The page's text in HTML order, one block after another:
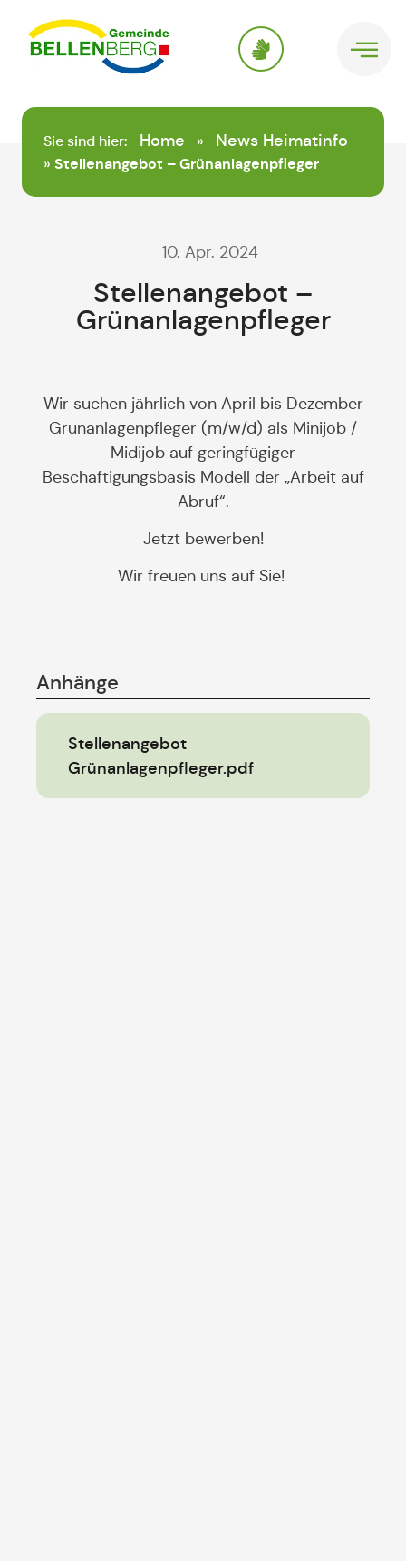
springen
Sie sind hier: Home » News Heimatinfo
» Stellenangebot – Grünanlagenpfleger
10. Apr. 2024
Stellenangebot –
Grünanlagenpfleger
Wir suchen jährlich von April bis Dezember
Grünanlagenpfleger (m/w/d) als Minijob /
Midijob auf geringfügiger
Beschäftigungsbasis Modell der „Arbeit auf
Abruf“.
Jetzt bewerben!
Wir freuen uns auf Sie!
Anhänge
Stellenangebot
Grünanlagenpfleger.pdf